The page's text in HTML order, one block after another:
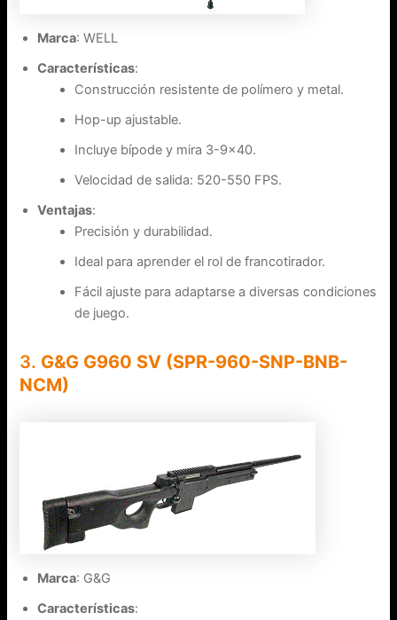
Marca: WELL
Características:
Construcción resistente de polímero y metal.
Hop-up ajustable.
Incluye bípode y mira 3-9×40.
Velocidad de salida: 520-550 FPS.
Ventajas:
Precisión y durabilidad.
Ideal para aprender el rol de francotirador.
Fácil ajuste para adaptarse a diversas condiciones
de juego.
3. G&G G960 SV (SPR-960-SNP-BNB-
NCM)
Marca: G&G
Características: